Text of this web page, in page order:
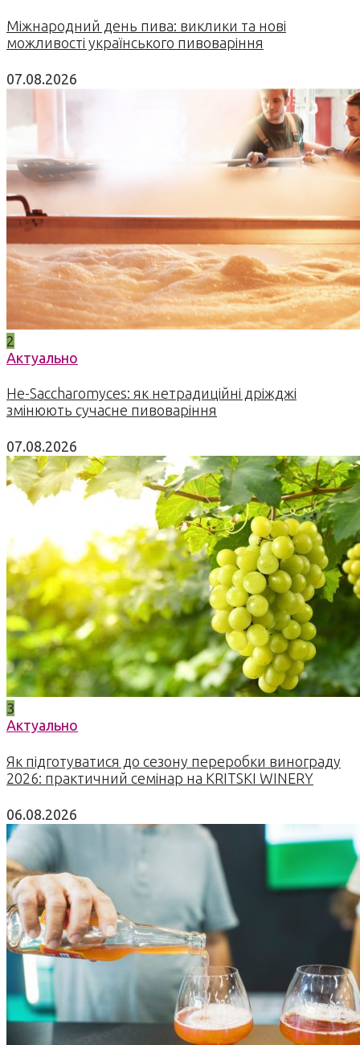
Міжнародний день пива: виклики та нові
можливості українського пивоваріння
07.08.2026
2
Актуально
Не-Saccharomyces: як нетрадиційні дріжджі
змінюють сучасне пивоваріння
07.08.2026
3
Актуально
Як підготуватися до сезону переробки винограду
2026: практичний семінар на KRITSKI WINERY
06.08.2026